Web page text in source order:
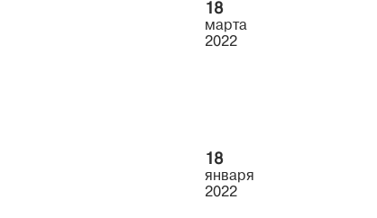
18
марта
2022
18
января
2022